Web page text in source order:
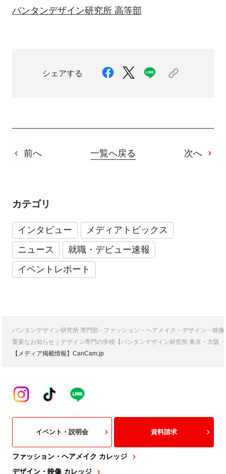
バンタンデザイン研究所 高等部
シェアする
前へ 一覧へ戻る 次へ
カテゴリ
インタビュー
メディアトピックス
ニュース
就職・デビュー速報
イベントレポート
バンタンデザイン研究所 専門部 - ファッション・ヘアメイク・デザイン・映
重要なお知らせ｜デザイン専門の学校【バンタンデザイン研究所 東京・大阪
【メディア掲載情報】CanCam.jp
ファッション・ヘアメイク カレッジ
デザイン・映像 カレッジ
イベント・説明会 資料請求